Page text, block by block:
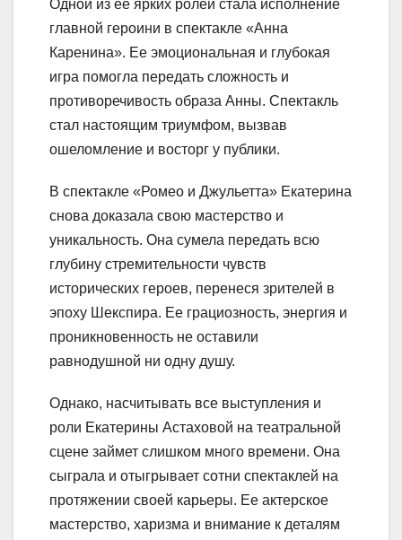
Одной из ее ярких ролей стала исполнение
главной героини в спектакле «Анна
Каренина». Ее эмоциональная и глубокая
игра помогла передать сложность и
противоречивость образа Анны. Спектакль
стал настоящим триумфом, вызвав
ошеломление и восторг у публики.
В спектакле «Ромео и Джульетта» Екатерина
снова доказала свою мастерство и
уникальность. Она сумела передать всю
глубину стремительности чувств
исторических героев, перенеся зрителей в
эпоху Шекспира. Ее грациозность, энергия и
проникновенность не оставили
равнодушной ни одну душу.
Однако, насчитывать все выступления и
роли Екатерины Астаховой на театральной
сцене займет слишком много времени. Она
сыграла и отыгрывает сотни спектаклей на
протяжении своей карьеры. Ее актерское
мастерство, харизма и внимание к деталям